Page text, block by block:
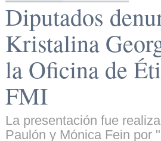
Diputados
Kristalina
la Oficina de
FMI
La presentación fue
Paulón y Mónica Fein por